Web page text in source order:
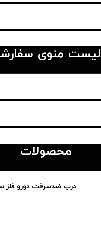
لیست منوی
محصولات
درب ضدسرقت دورو فلز